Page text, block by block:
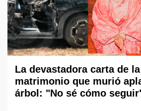
La devastadora carta de
matrimonio que murió
árbol: "No sé cómo